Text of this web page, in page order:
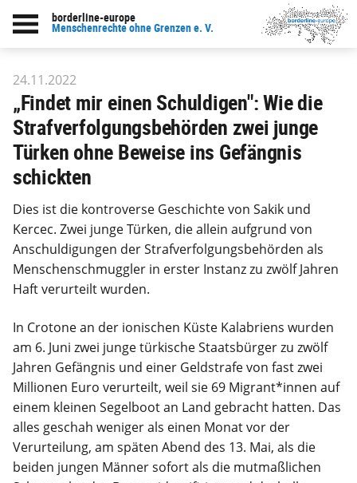
borderline-europe
Menschenrechte ohne Grenzen e. V.
zur Übersicht: Unsere Arbeit
24.11.2022
„Findet mir einen Schuldigen": Wie die
Strafverfolgungsbehörden zwei junge
Türken ohne Beweise ins Gefängnis
schickten
Dies ist die kontroverse Geschichte von Sakik und
Kercec. Zwei junge Türken, die allein aufgrund von
Anschuldigungen der Strafverfolgungsbehörden als
Menschenschmuggler in erster Instanz zu zwölf Jahren
Haft verurteilt wurden.
In Crotone an der ionischen Küste Kalabriens wurden
am 6. Juni zwei junge türkische Staatsbürger zu zwölf
Jahren Gefängnis und einer Geldstrafe von fast zwei
Millionen Euro verurteilt, weil sie 69 Migrant*innen auf
einem kleinen Segelboot an Land gebracht hatten. Das
alles geschah weniger als einen Monat vor der
Verurteilung, am späten Abend des 13. Mai, als die
beiden jungen Männer sofort als die mutmaßlichen